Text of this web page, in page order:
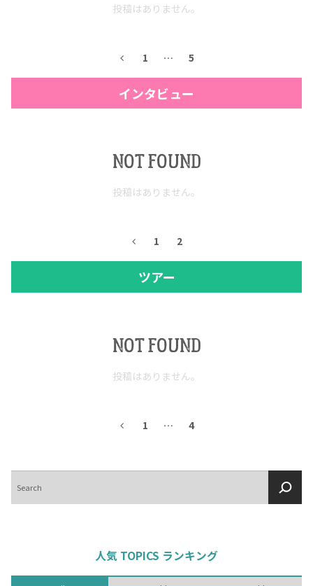
投稿はありません。
1 … 5
インタビュー
NOT FOUND
投稿はありません。
1 2
ツアー
NOT FOUND
投稿はありません。
1 … 4
索
人気 TOPICS ランキング